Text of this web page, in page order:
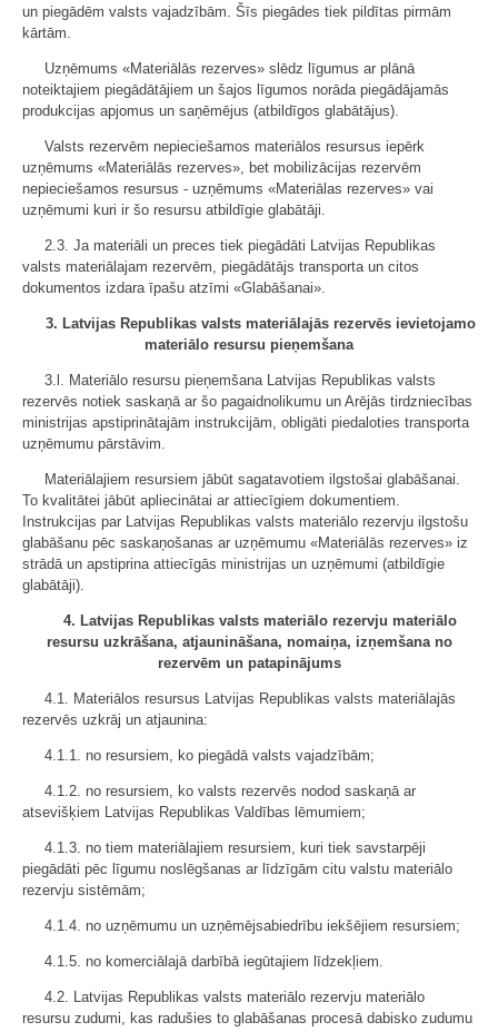
un piegādēm valsts vajadzībām. Šīs piegādes tiek pildītas pirmām
kārtām.
Uzņēmums «Materiālās rezerves» slēdz līgumus ar plānā
noteiktajiem piegādātājiem un šajos līgumos norāda piegādājamās
produkcijas apjomus un saņēmējus (atbildīgos glabātājus).
Valsts rezervēm nepieciešamos materiālos resursus iepērk
uzņēmums «Materiālās rezerves», bet mobilizācijas rezervēm
nepieciešamos resursus - uzņēmums «Materiālas rezerves» vai
uzņēmumi kuri ir šo resursu atbildīgie glabātāji.
2.3. Ja materiāli un preces tiek piegādāti Latvijas Republikas
valsts materiālajam rezervēm, piegādātājs transporta un citos
dokumentos izdara īpašu atzīmi «Glabāšanai».
3. Latvijas Republikas valsts materiālajās rezervēs ievietojamo
materiālo resursu pieņemšana
3.l. Materiālo resursu pieņemšana Latvijas Republikas valsts
rezervēs notiek saskaņā ar šo pagaidnolikumu un Arējās tirdzniecības
ministrijas apstiprinātajām instrukcijām, obligāti piedaloties transporta
uzņēmumu pārstāvim.
Materiālajiem resursiem jābūt sagatavotiem ilgstošai glabāšanai.
To kvalitātei jābūt apliecinātai ar attiecīgiem dokumentiem.
Instrukcijas par Latvijas Republikas valsts materiālo rezervju ilgstošu
glabāšanu pēc saskaņošanas ar uzņēmumu «Materiālās rezerves» iz
strādā un apstiprina attiecīgās ministrijas un uzņēmumi (atbildīgie
glabātāji).
4. Latvijas Republikas valsts materiālo rezervju materiālo
resursu uzkrāšana, atjaunināšana, nomaiņa, izņemšana no
rezervēm un patapinājums
4.1. Materiālos resursus Latvijas Republikas valsts materiālajās
rezervēs uzkrāj un atjaunina:
4.1.1. no resursiem, ko piegādā valsts vajadzībām;
4.1.2. no resursiem, ko valsts rezervēs nodod saskaņā ar
atsevišķiem Latvijas Republikas Valdības lēmumiem;
4.1.3. no tiem materiālajiem resursiem, kuri tiek savstarpēji
piegādāti pēc līgumu noslēgšanas ar līdzīgām citu valstu materiālo
rezervju sistēmām;
4.1.4. no uzņēmumu un uzņēmējsabiedrību iekšējiem resursiem;
4.1.5. no komerciālajā darbībā iegūtajiem līdzekļiem.
4.2. Latvijas Republikas valsts materiālo rezervju materiālo
resursu zudumi, kas radušies to glabāšanas procesā dabisko zudumu